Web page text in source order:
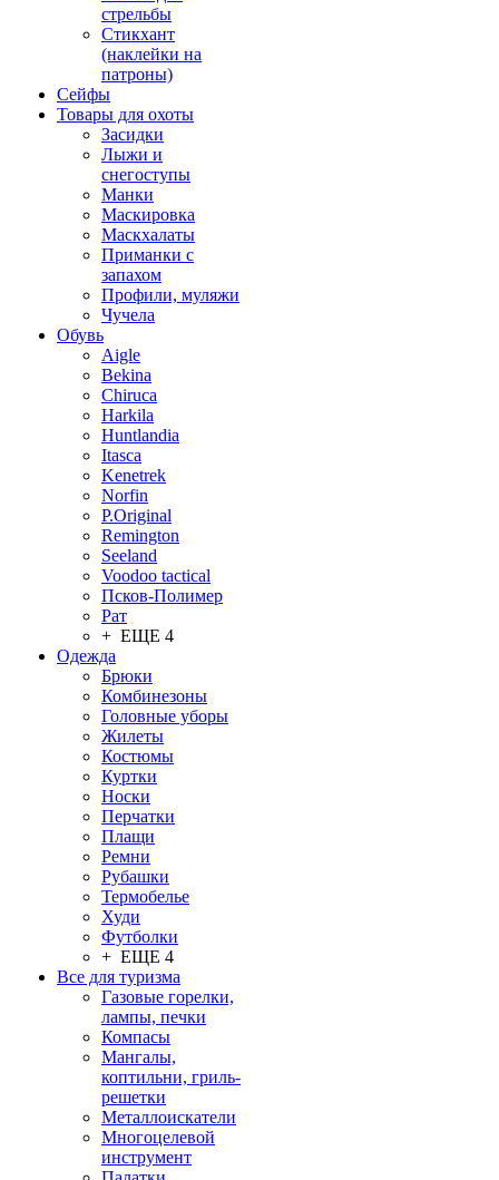
стрельбы
Стикхант
(наклейки на
патроны)
Сейфы
Товары для охоты
Засидки
Лыжи и
снегоступы
Манки
Маскировка
Маскхалаты
Приманки с
запахом
Профили, муляжи
Чучела
Обувь
Aigle
Bekina
Chiruсa
Harkila
Huntlandia
Itasca
Kenetrek
Norfin
P.Original
Remington
Seeland
Voodoo tactical
Псков-Полимер
Рат
+ ЕЩЕ 4
Одежда
Брюки
Комбинезоны
Головные уборы
Жилеты
Костюмы
Куртки
Носки
Перчатки
Плащи
Ремни
Рубашки
Термобелье
Худи
Футболки
+ ЕЩЕ 4
Все для туризма
Газовые горелки,
лампы, печки
Компасы
Мангалы,
коптильни, гриль-
решетки
Металлоискатели
Многоцелевой
инструмент